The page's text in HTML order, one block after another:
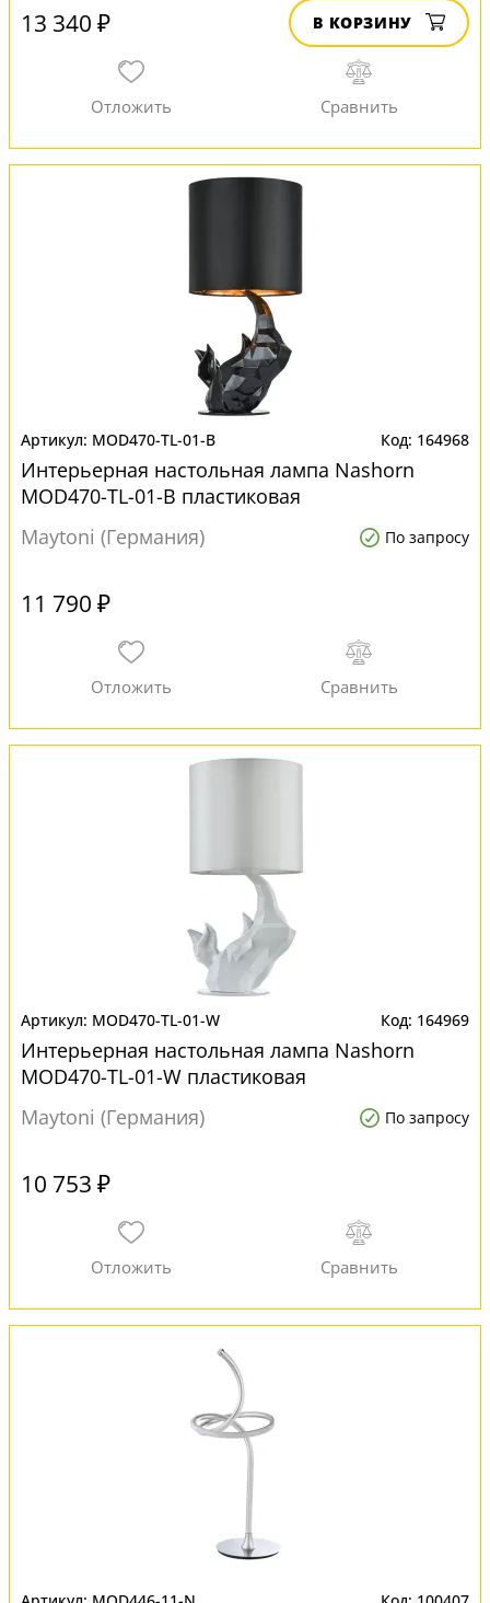
13 340 ₽ В КОРЗИНУ
MOD470-TL-01-B 164968
Интерьерная настольная лампа Nashorn
MOD470-TL-01-B пластиковая
Maytoni (Германия)
По запросу
11 790 ₽
MOD470-TL-01-W 164969
Интерьерная настольная лампа Nashorn
MOD470-TL-01-W пластиковая
Maytoni (Германия)
По запросу
10 753 ₽